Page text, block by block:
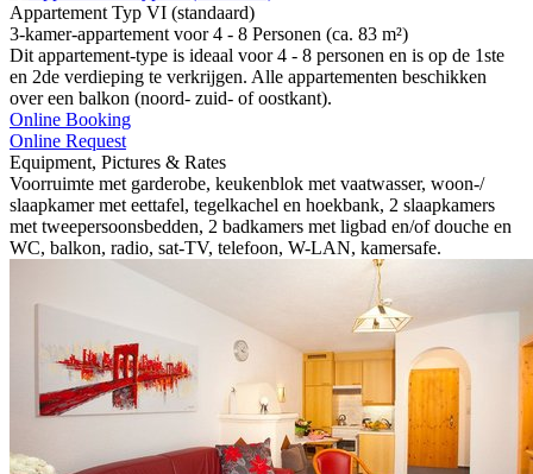
Appartement Typ VI (standaard)
3-kamer-appartement voor 4 - 8 Personen (ca. 83 m²)
Dit appartement-type is ideaal voor 4 - 8 personen en is op de 1ste
en 2de verdieping te verkrijgen. Alle appartementen beschikken
over een balkon (noord- zuid- of oostkant).
Online Booking
Online Request
Equipment, Pictures & Rates
Voorruimte met garderobe, keukenblok met vaatwasser, woon-/
slaapkamer met eettafel, tegelkachel en hoekbank, 2 slaapkamers
met tweepersoonsbedden, 2 badkamers met ligbad en/of douche en
WC, balkon, radio, sat-TV, telefoon, W-LAN, kamersafe.